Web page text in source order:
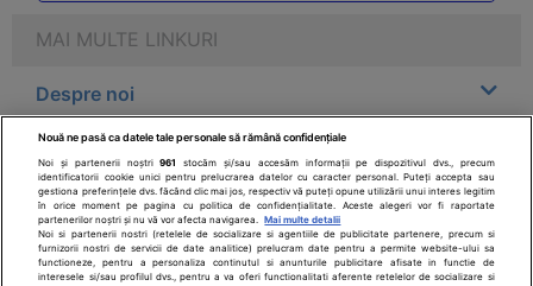
MAI MULTE LINKURI
Despre noi
Legal
Drepturile consumatorului
Parteneri
Nouă ne pasă ca datele tale personale să rămână confidențiale
Noi și partenerii noștri961
stocăm și/sau accesăm informații pe dispozitivul dvs., precum
identificatorii cookie unici pentru prelucrarea datelor cu caracter personal. Puteți accepta sau
gestiona preferințele dvs. făcând clic mai jos, respectiv vă puteți opune utilizării unui interes legitim
în orice moment pe pagina cu politica de confidențialitate. Aceste alegeri vor fi raportate
partenerilor noștri și nu vă vor afecta navigarea.
Mai multe detalii
Noi si partenerii nostri (retelele de socializare si agentiile de publicitate partenere, precum si
furnizorii nostri de servicii de date analitice) prelucram date pentru a permite website-ului sa
functioneze, pentru a personaliza continutul si anunturile publicitare afisate in functie de
interesele si/sau profilul dvs., pentru a va oferi functionalitati aferente retelelor de socializare si